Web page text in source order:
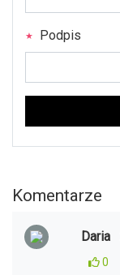
Podpis
Komentarze
Daria
0